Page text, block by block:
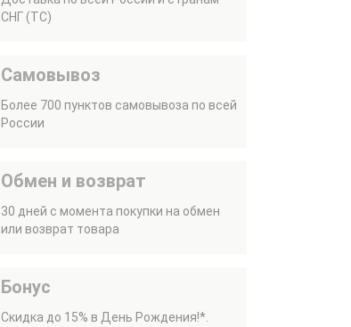
СНГ (ТС)
Самовывоз
Более 700 пунктов самовывоза по всей
России
Обмен и возврат
30 дней с момента покупки на обмен
или возврат товара
Бонус
Скидка до 15% в День Рождения!*.